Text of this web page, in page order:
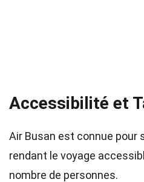
Accessibilité et
Air Busan est connue
rendant le voyage
nombre de personnes.